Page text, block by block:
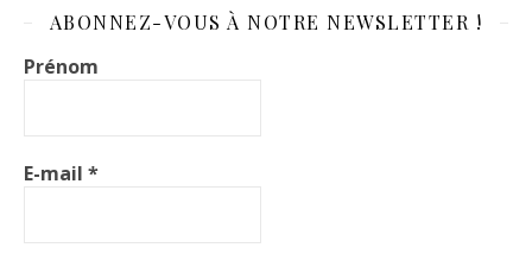
ABONNEZ-VOUS À NOTRE NEWSLETTER !
Prénom
E-mail *